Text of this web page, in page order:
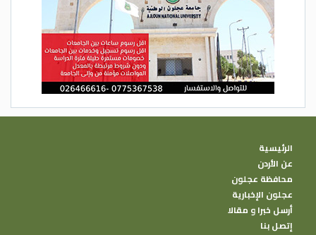
الرئيسية
عن الأردن
محافظة عجلون
عجلون الإخبارية
أرسل خبرا و مقالا
إتصل بنا